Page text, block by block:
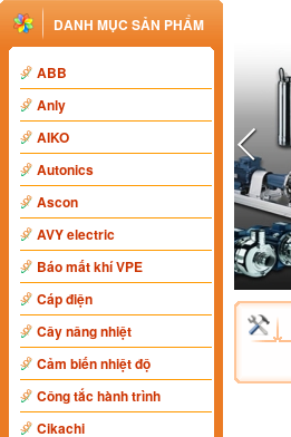
DANH MỤC SẢN PHẨM
ABB
Anly
AIKO
Autonics
Ascon
AVY electric
Báo mất khí VPE
Cáp điện
Cây nâng nhiệt
Cảm biến nhiệt độ
Công tắc hành trình
Cikachi